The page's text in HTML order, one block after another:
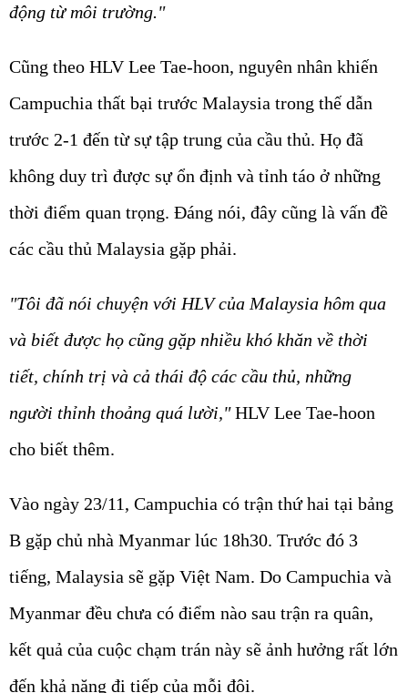
động từ môi trường."
Cũng theo HLV Lee Tae-hoon, nguyên nhân khiến
Campuchia thất bại trước Malaysia trong thế dẫn
trước 2-1 đến từ sự tập trung của cầu thủ. Họ đã
không duy trì được sự ổn định và tỉnh táo ở những
thời điểm quan trọng. Đáng nói, đây cũng là vấn đề
các cầu thủ Malaysia gặp phải.
"Tôi đã nói chuyện với HLV của Malaysia hôm qua
và biết được họ cũng gặp nhiều khó khăn về thời
tiết, chính trị và cả thái độ các cầu thủ, những
người thỉnh thoảng quá lười,"HLV Lee Tae-hoon
cho biết thêm.
Vào ngày 23/11, Campuchia có trận thứ hai tại bảng
B gặp chủ nhà Myanmar lúc 18h30. Trước đó 3
tiếng, Malaysia sẽ gặp Việt Nam. Do Campuchia và
Myanmar đều chưa có điểm nào sau trận ra quân,
kết quả của cuộc chạm trán này sẽ ảnh hưởng rất lớn
đến khả năng đi tiếp của mỗi đội.